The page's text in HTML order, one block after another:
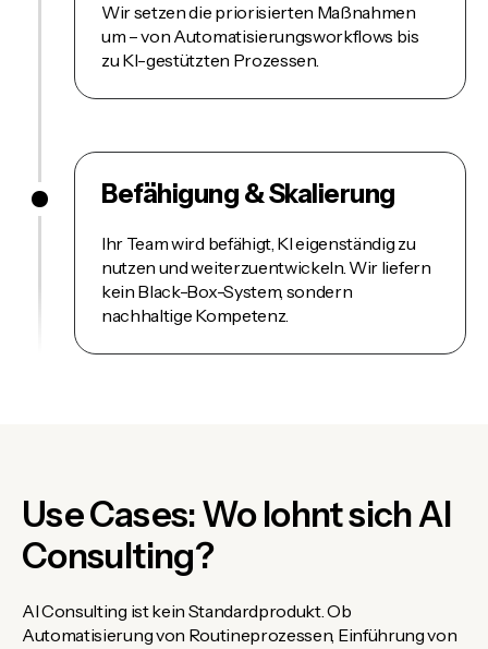
Wir setzen die priorisierten Maßnahmen
um – von Automatisierungsworkflows bis
zu KI-gestützten Prozessen.
Befähigung & Skalierung
Ihr Team wird befähigt, KI eigenständig zu
nutzen und weiterzuentwickeln. Wir liefern
kein Black-Box-System, sondern
nachhaltige Kompetenz.
Use Cases: Wo lohnt sich AI
Consulting?
AI Consulting ist kein Standardprodukt. Ob
Automatisierung von Routineprozessen, Einführung von